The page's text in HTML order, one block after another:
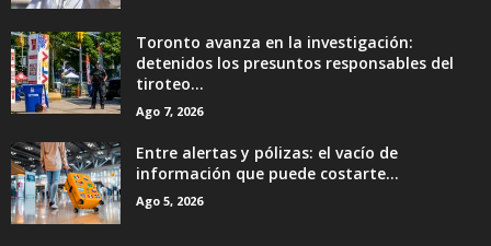
Toronto avanza en la investigación:
detenidos los presuntos responsables del
tiroteo...
Ago 7, 2026
Entre alertas y pólizas: el vacío de
información que puede costarte...
Ago 5, 2026